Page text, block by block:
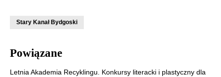
Stary Kanał Bydgoski
Powiązane
Letnia Akademia Recyklingu. Konkursy literacki i plastyczny dla